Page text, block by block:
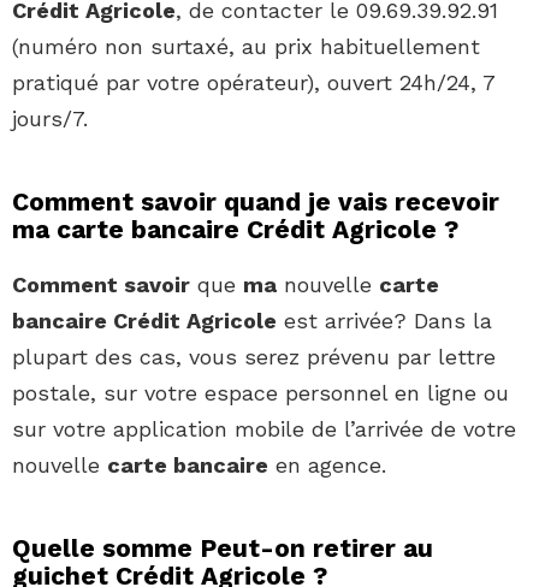
Crédit Agricole, de contacter le 09.69.39.92.91
(numéro non surtaxé, au prix habituellement
pratiqué par votre opérateur), ouvert 24h/24, 7
jours/7.
Comment savoir quand je vais recevoir
ma carte bancaire Crédit Agricole ?
Comment savoir que ma nouvelle carte
bancaire Crédit Agricole est arrivée? Dans la
plupart des cas, vous serez prévenu par lettre
postale, sur votre espace personnel en ligne ou
sur votre application mobile de l’arrivée de votre
nouvelle carte bancaire en agence.
Quelle somme Peut-on retirer au
guichet Crédit Agricole ?